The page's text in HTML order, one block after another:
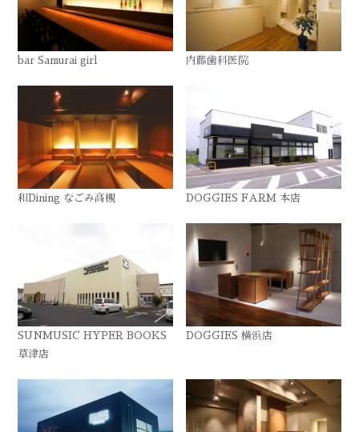
bar Samurai girl 内藤歯科医院
和Dining なごみ高槻 DOGGIES FARM 本店
SUNMUSIC HYPER BOOKS
草津店
DOGGIES 横浜店